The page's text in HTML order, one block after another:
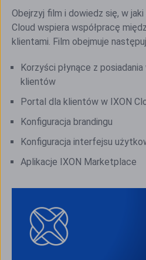
Obejrzyj film i dowiedz się, w
Cloud wspiera współpracę
klientami. Film obejmuje
Korzyści płynące z
klientów
Portal dla klientów w IXON
Konfiguracja brandingu
Konfiguracja interfejsu
Aplikacje IXON Marketplace